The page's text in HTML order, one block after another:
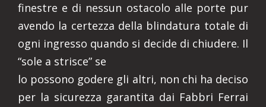
finestre e di nessun ostacolo alle porte pur
avendo la certezza della blindatura totale di
ogni ingresso quando si decide di chiudere. Il
“sole a strisce” se
lo possono godere gli altri, non chi ha deciso
per la sicurezza garantita dai Fabbri Ferrai